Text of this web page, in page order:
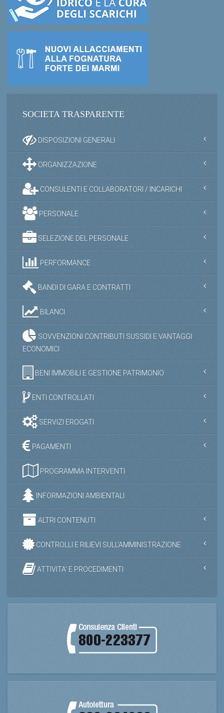
SOCIETA TRASPARENTE
DISPOSIZIONI GENERALI
ORGANIZZAZIONE
CONSULENTI E COLLABORATORI / INCARICHI
PERSONALE
SELEZIONE DEL PERSONALE
PERFORMANCE
BANDI DI GARA E CONTRATTI
BILANCI
SOVVENZIONI CONTRIBUTI SUSSIDI E VANTAGGI
ECONOMICI
BENI IMMOBILI E GESTIONE PATRIMONIO
ENTI CONTROLLATI
SERVIZI EROGATI
PAGAMENTI
PROGRAMMA INTERVENTI
INFORMAZIONI AMBIENTALI
ALTRI CONTENUTI
CONTROLLI E RILIEVI SULL'AMMINISTRAZIONE
ATTIVITA' E PROCEDIMENTI